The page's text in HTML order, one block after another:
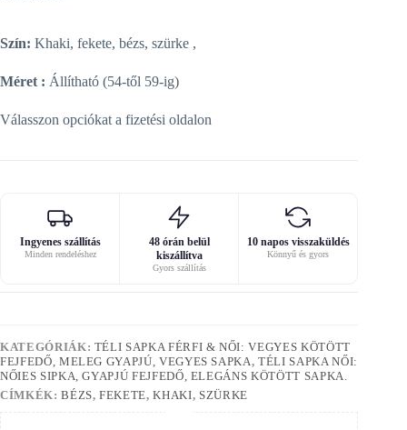
Szín: Khaki, fekete, bézs, szürke ,
Méret : Állítható (54-től 59-ig)
Válasszon opciókat a fizetési oldalon
Ingyenes szállítás
Minden rendeléshez
48 órán belül
kiszállítva
Gyors szállítás
10 napos visszaküldés
Könnyű és gyors
KATEGÓRIÁK: TÉLI SAPKA FÉRFI & NŐI: VEGYES KÖTÖTT
FEJFEDŐ, MELEG GYAPJÚ, VEGYES SAPKA,TÉLI SAPKA NŐI:
NŐIES SIPKA, GYAPJÚ FEJFEDŐ, ELEGÁNS KÖTÖTT SAPKA.
CÍMKÉK:BÉZS,FEKETE,KHAKI, SZÜRKE